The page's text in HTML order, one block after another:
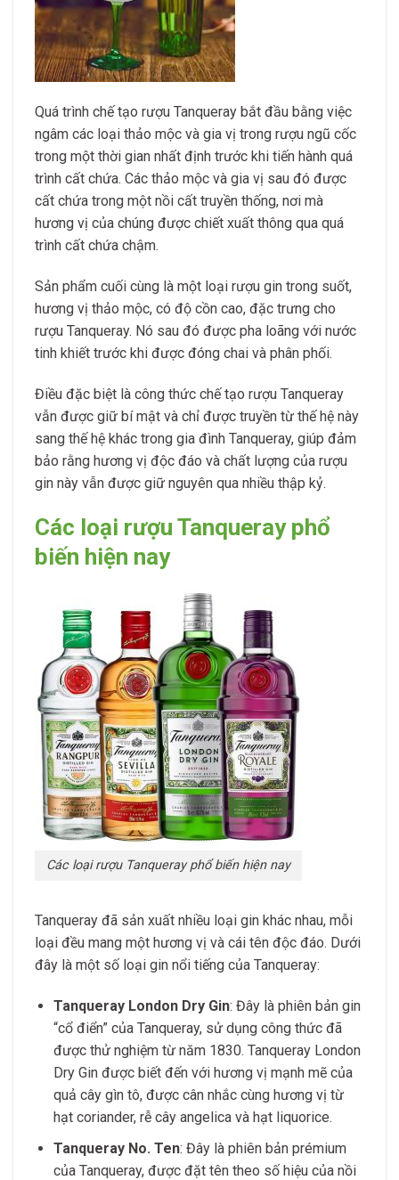
Quá trình chế tạo rượu Tanqueray bắt đầu bằng việc
ngâm các loại thảo mộc và gia vị trong rượu ngũ cốc
trong một thời gian nhất định trước khi tiến hành quá
trình cất chứa. Các thảo mộc và gia vị sau đó được
cất chứa trong một nồi cất truyền thống, nơi mà
hương vị của chúng được chiết xuất thông qua quá
trình cất chứa chậm.
Sản phẩm cuối cùng là một loại rượu gin trong suốt,
hương vị thảo mộc, có độ cồn cao, đặc trưng cho
rượu Tanqueray. Nó sau đó được pha loãng với nước
tinh khiết trước khi được đóng chai và phân phối.
Điều đặc biệt là công thức chế tạo rượu Tanqueray
vẫn được giữ bí mật và chỉ được truyền từ thế hệ này
sang thế hệ khác trong gia đình Tanqueray, giúp đảm
bảo rằng hương vị độc đáo và chất lượng của rượu
gin này vẫn được giữ nguyên qua nhiều thập kỷ.
Các loại rượu Tanqueray phổ
biến hiện nay
Các loại rượu Tanqueray phổ biến hiện nay
Tanqueray đã sản xuất nhiều loại gin khác nhau, mỗi
loại đều mang một hương vị và cái tên độc đáo. Dưới
đây là một số loại gin nổi tiếng của Tanqueray:
Tanqueray London Dry Gin: Đây là phiên bản gin
“cổ điển” của Tanqueray, sử dụng công thức đã
được thử nghiệm từ năm 1830. Tanqueray London
Dry Gin được biết đến với hương vị mạnh mẽ của
quả cây gìn tô, được cân nhắc cùng hương vị từ
hạt coriander, rễ cây angelica và hạt liquorice.
Tanqueray No. Ten: Đây là phiên bản prémium
của Tanqueray, được đặt tên theo số hiệu của nồi